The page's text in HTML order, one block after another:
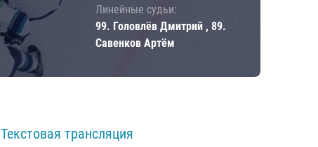
Линейные судьи:
99. Головлёв Дмитрий , 89.
Савенков Артём
Текстовая трансляция